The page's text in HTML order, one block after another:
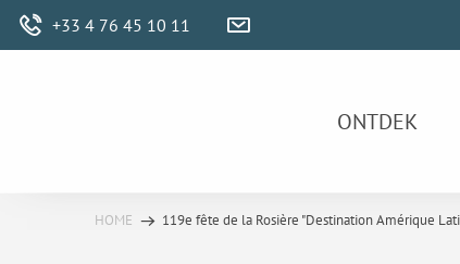
Aller
+33 4 76 45 10 11
ONTDEK
HOME 119e fête de la Rosière "Destination Amérique